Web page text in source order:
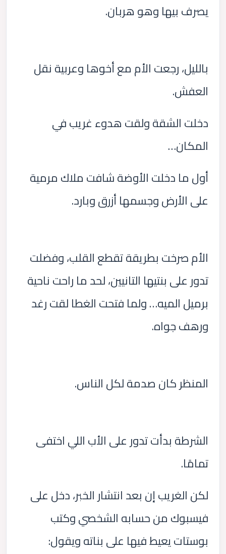
يصرف بيها وهو هربان.
بالليل، رجعت الأم مع أخوها وعربية نقل
العفش.
دخلت الشقة ولقت هدوء غريب في
المكان…
أول ما دخلت الأوضة شافت ملاك مرمية
على الأرض وجسمها أزرق وبارد.
الأم صرخت بطريقة تقطع القلب، وفضلت
تدور على بنتيها التانيين، لحد ما راحت ناحية
برميل الميه… ولما فتحت الغطا لقت رغد
ورهف جواه.
المنظر كان صدمة لكل الناس.
الشرطة بدأت تدور على الأب اللي اختفى
تمامًا.
لكن الغريب إن بعد انتشار الخبر، دخل على
فيسبوك من حسابه الشخصي وكتب
بوستات يعيط فيها على بناته ويقول: